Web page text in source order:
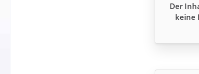
Der
keine